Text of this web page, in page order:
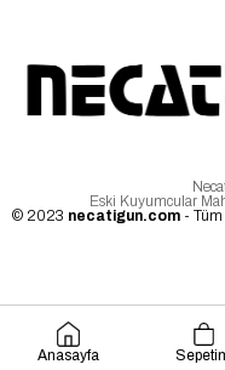
Eski Kuyumcular
© 2023 necatigun.com - Tüm
Anasayfa